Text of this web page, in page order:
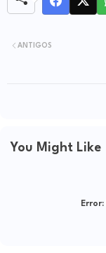
ANTIGOS
You Might Like
Error: